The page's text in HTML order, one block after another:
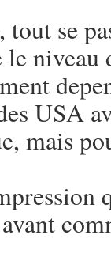
se
niveau
USA
mais